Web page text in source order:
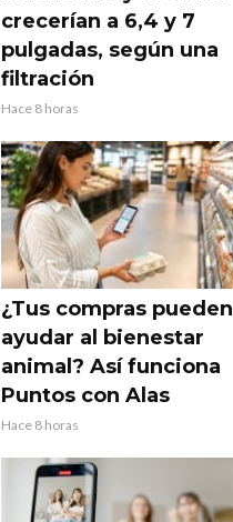
crecerían a 6,4 y 7
pulgadas, según una
filtración
Hace 8 horas
¿Tus compras pueden
ayudar al bienestar
animal? Así funciona
Puntos con Alas
Hace 8 horas